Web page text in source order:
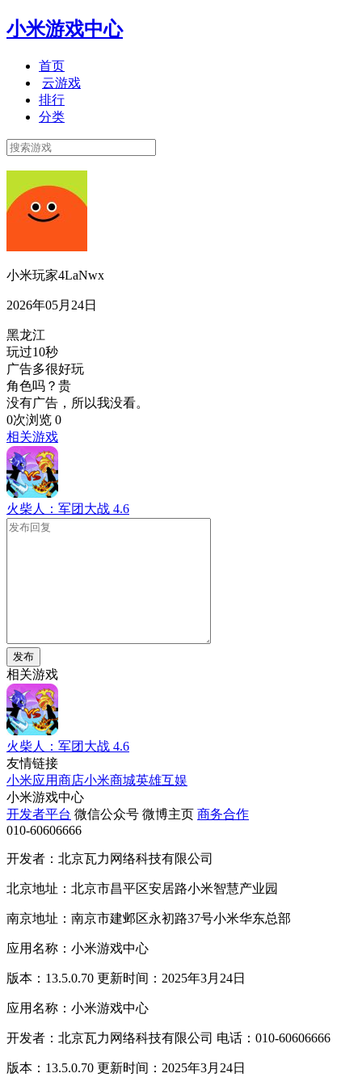
小米游戏中心
首页
云游戏
排行
分类
小米玩家4LaNwx
2026年05月24日
黑龙江
玩过10秒
广告多很好玩
角色吗？贵
没有广告，所以我没看。
0次浏览 0
相关游戏
火柴人：军团大战 4.6
发布
相关游戏
火柴人：军团大战 4.6
友情链接
小米应用商店小米商城英雄互娱
小米游戏中心
开发者平台 微信公众号 微博主页 商务合作
010-60606666
开发者：北京瓦力网络科技有限公司
北京地址：北京市昌平区安居路小米智慧产业园
南京地址：南京市建邺区永初路37号小米华东总部
应用名称：小米游戏中心
版本：13.5.0.70 更新时间：2025年3月24日
应用名称：小米游戏中心
开发者：北京瓦力网络科技有限公司 电话：010-60606666
版本：13.5.0.70 更新时间：2025年3月24日